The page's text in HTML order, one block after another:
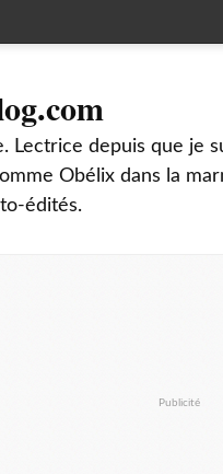
Lectrice depuis que je
Obélix dans la
édités.
Publicité